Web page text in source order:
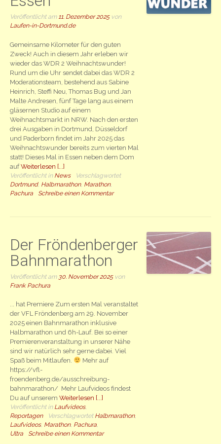
Veröffentlicht am 11. Dezember 2025von
Laufen-in-Dortmund.de
Gemeinsame Kilometer für den guten
Zweck! Auch in diesem Jahr erleben wir
wieder das WDR 2 Weihnachtswunder!
Rund um die Uhr sendet dabei das WDR 2
Moderationsteam, bestehend aus Sabine
Heinrich, Steffi Neu, Thomas Bug und Jan
Malte Andresen, fünf Tage lang aus einem
gläsernen Studio auf einem
Weihnachtsmarkt in NRW. Nach den ersten
drei Ausgaben in Dortmund, Düsseldorf
und Paderborn findet im Jahr 2025 das
Weihnachtswunder bereits zum vierten Mal
statt! Dieses Mal in Essen neben dem Dom
aufWeiterlesen [...]
Veröffentlicht in News
Verschlagwortet
Dortmund, Halbmarathon, Marathon,
Pachura
Schreibe einen Kommentar
Der Fröndenberger
Bahnmarathon
Veröffentlicht am 30. November 2025von
Frank Pachura
... hat Premiere Zum ersten Mal veranstaltet
der VFL Fröndenberg am 29. November
2025 einen Bahnmarathon inklusive
Halbmarathon und 6h-Lauf. Bei so einer
Premierenveranstaltung in unserer Nähe
sind wir natürlich sehr gerne dabei. Viel
Spaß beim Mitlaufen.
Mehr auf
https://vfl-
froendenberg.de/ausschreibung-
bahnmarathon/ Mehr Laufvideos findest
Du auf unseremWeiterlesen [...]
Veröffentlicht in Laufvideos,
Reportagen
Verschlagwortet Halbmarathon,
Laufvideos, Marathon, Pachura,
Ultra
Schreibe einen Kommentar